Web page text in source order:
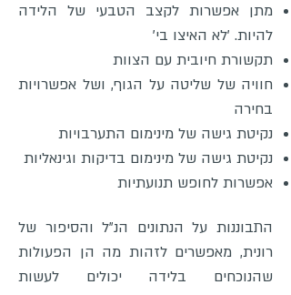
מתן אפשרות לקצב הטבעי של הלידה
להיות. 'לא האיצו בי'
תקשורת חיובית עם הצוות
חוויה של שליטה על הגוף, ושל אפשרויות
בחירה
נקיטת גישה של מינימום התערבויות
נקיטת גישה של מינימום בדיקות וגינאליות
אפשרות לחופש תנועתיות
התבוננות על הנתונים הנ"ל והסיפור של
רונית, מאפשרים לזהות מה הן הפעולות
שהנוכחים בלידה יכולים לעשות